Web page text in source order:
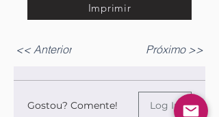
Imprimir
<< Anterior Próximo >>
Gostou? Comente! Log In